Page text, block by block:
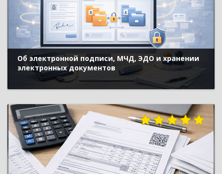
Об электронной подписи, МЧД, ЭДО и хранении
электронных документов
4200